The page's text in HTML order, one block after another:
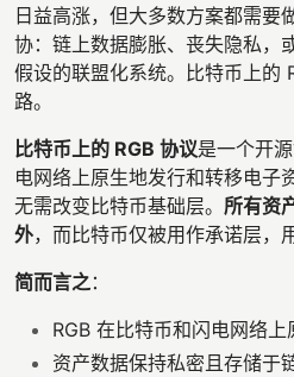
日益高涨，但大多数方案都需要
协：链上数据膨胀、丧失隐私，
假设的联盟化系统。比特币上的
路。
比特币上的 RGB 协议是一个开
电网络上原生地发行和转移电子
无需改变比特币基础层。 所有资
外，而比特币仅被用作承诺层，
简而言之 ：
RGB 在比特币和闪电网络
资产数据保持私密且存储于